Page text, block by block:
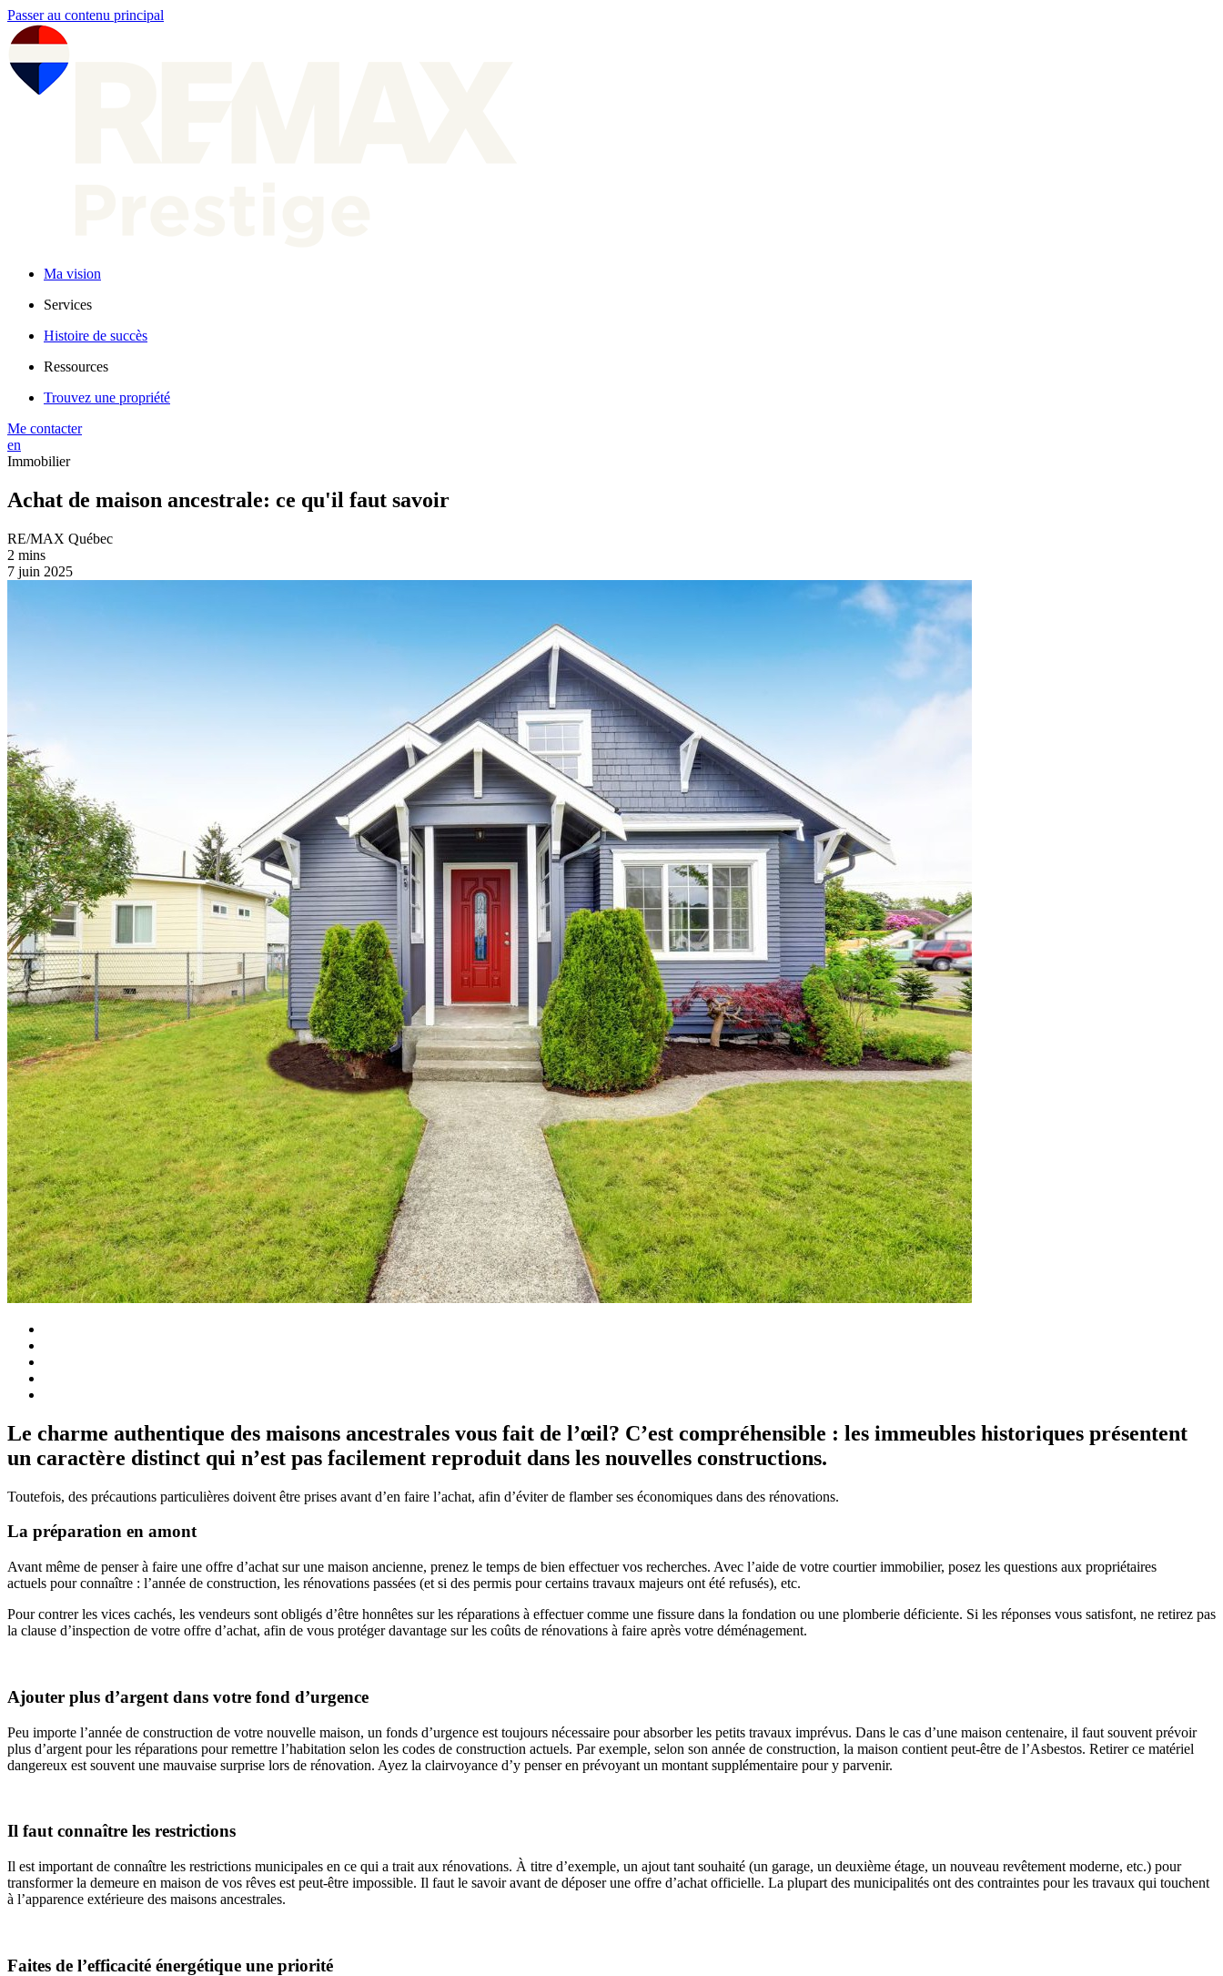
Passer au contenu principal
Ma vision
Services
Histoire de succès
Ressources
Trouvez une propriété
Me contacter
en
Immobilier
Achat de maison ancestrale: ce qu'il faut savoir
RE/MAX Québec
2 mins
7 juin 2025
Le charme authentique des maisons ancestrales vous fait de l’œil? C’est compréhensible : les immeubles historiques présentent
un caractère distinct qui n’est pas facilement reproduit dans les nouvelles constructions.
Toutefois, des précautions particulières doivent être prises avant d’en faire l’achat, afin d’éviter de flamber ses économiques dans des rénovations.
La préparation en amont
Avant même de penser à faire une offre d’achat sur une maison ancienne, prenez le temps de bien effectuer vos recherches. Avec l’aide de votre courtier immobilier, posez les questions aux propriétaires
actuels pour connaître : l’année de construction, les rénovations passées (et si des permis pour certains travaux majeurs ont été refusés), etc.
Pour contrer les vices cachés, les vendeurs sont obligés d’être honnêtes sur les réparations à effectuer comme une fissure dans la fondation ou une plomberie déficiente. Si les réponses vous satisfont, ne retirez pas
la clause d’inspection de votre offre d’achat, afin de vous protéger davantage sur les coûts de rénovations à faire après votre déménagement.
Ajouter plus d’argent dans votre fond d’urgence
Peu importe l’année de construction de votre nouvelle maison, un fonds d’urgence est toujours nécessaire pour absorber les petits travaux imprévus. Dans le cas d’une maison centenaire, il faut souvent prévoir
plus d’argent pour les réparations pour remettre l’habitation selon les codes de construction actuels. Par exemple, selon son année de construction, la maison contient peut-être de l’Asbestos. Retirer ce matériel
dangereux est souvent une mauvaise surprise lors de rénovation. Ayez la clairvoyance d’y penser en prévoyant un montant supplémentaire pour y parvenir.
Il faut connaître les restrictions
Il est important de connaître les restrictions municipales en ce qui a trait aux rénovations. À titre d’exemple, un ajout tant souhaité (un garage, un deuxième étage, un nouveau revêtement moderne, etc.) pour
transformer la demeure en maison de vos rêves est peut-être impossible. Il faut le savoir avant de déposer une offre d’achat officielle. La plupart des municipalités ont des contraintes pour les travaux qui touchent
à l’apparence extérieure des maisons ancestrales.
Faites de l’efficacité énergétique une priorité